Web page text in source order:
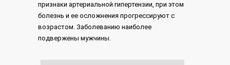
признаки артериальной гипертензии, при этом
болезнь и ее осложнения прогрессируют с
возрастом. Заболеванию наиболее
подвержены мужчины.